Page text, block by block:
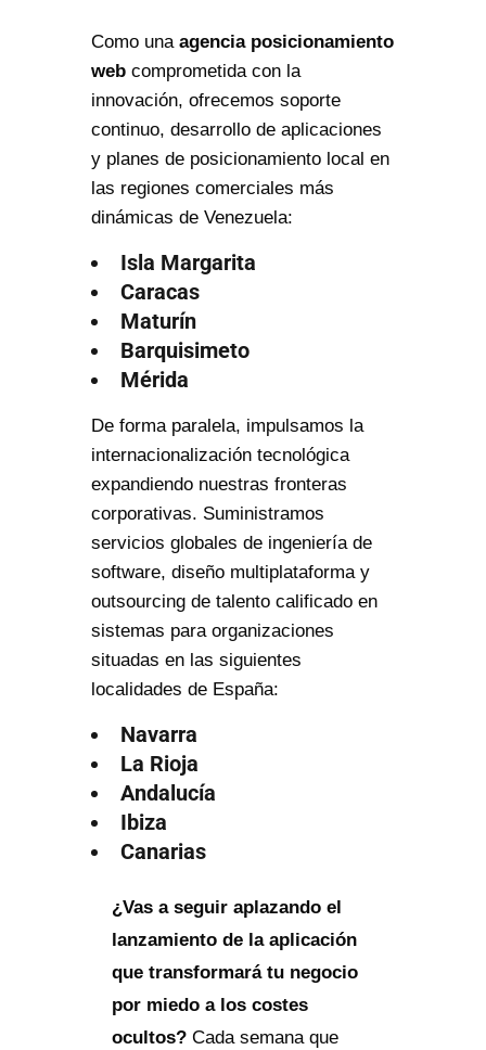
Como una agencia posicionamiento
web comprometida con la
innovación, ofrecemos soporte
continuo, desarrollo de aplicaciones
y planes de posicionamiento local en
las regiones comerciales más
dinámicas de Venezuela:
Isla Margarita
Caracas
Maturín
Barquisimeto
Mérida
De forma paralela, impulsamos la
internacionalización tecnológica
expandiendo nuestras fronteras
corporativas. Suministramos
servicios globales de ingeniería de
software, diseño multiplataforma y
outsourcing de talento calificado en
sistemas para organizaciones
situadas en las siguientes
localidades de España:
Navarra
La Rioja
Andalucía
Ibiza
Canarias
¿Vas a seguir aplazando el
lanzamiento de la aplicación
que transformará tu negocio
por miedo a los costes
ocultos? Cada semana que